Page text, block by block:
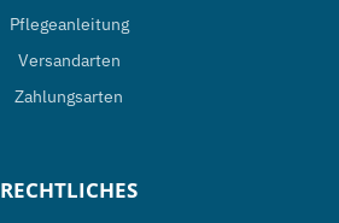
Pflegeanleitung
Versandarten
Zahlungsarten
RECHTLICHES